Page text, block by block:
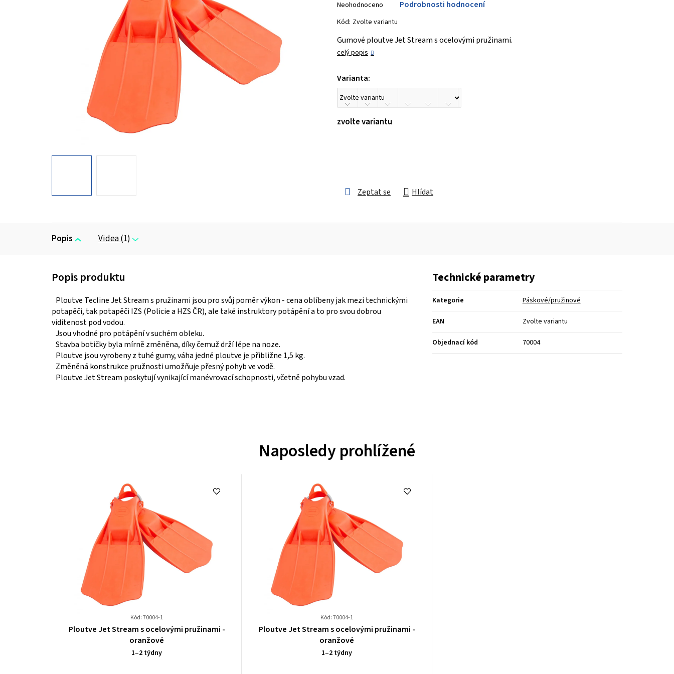
hodnocení
produktu
0,0
z 5
Neohodnoceno Podrobnosti hodnocení
Kód: Zvolte variantu
Gumové ploutve Jet Stream s ocelovými pružinami.
celý popis
Varianta:
zvolte variantu
Zeptat se Hlídat
Popis Videa (1)
Ploutve Tecline Jet Stream s pružinami jsou pro svůj poměr výkon - cena oblíbeny jak mezi technickými
potapěči, tak potapěči IZS (Policie a HZS ČR), ale také instruktory potápění a to pro svou dobrou
viditenost pod vodou.
Jsou vhodné pro potápění v suchém obleku.
Stavba botičky byla mírně změněna, díky čemuž drží lépe na noze.
Ploutve jsou vyrobeny z tuhé gumy, váha jedné ploutve je přibližne 1,5 kg.
Změněná konstrukce pružnosti umožňuje přesný pohyb ve vodě.
Ploutve Jet Stream poskytují vynikající manévrovací schopnosti, včetně pohybu vzad.
Technické parametry
Kategorie Páskové/pružinové
EAN Zvolte variantu
Objednací kód 70004
Naposledy prohlížené
Kód: 70004-1
Průměrné
hodnocení
produktu
Ploutve Jet Stream s ocelovými pružinami -
oranžové
1–2 týdny
Kód: 70004-1
Průměrné
hodnocení
produktu
Ploutve Jet Stream s ocelovými pružinami -
oranžové
1–2 týdny